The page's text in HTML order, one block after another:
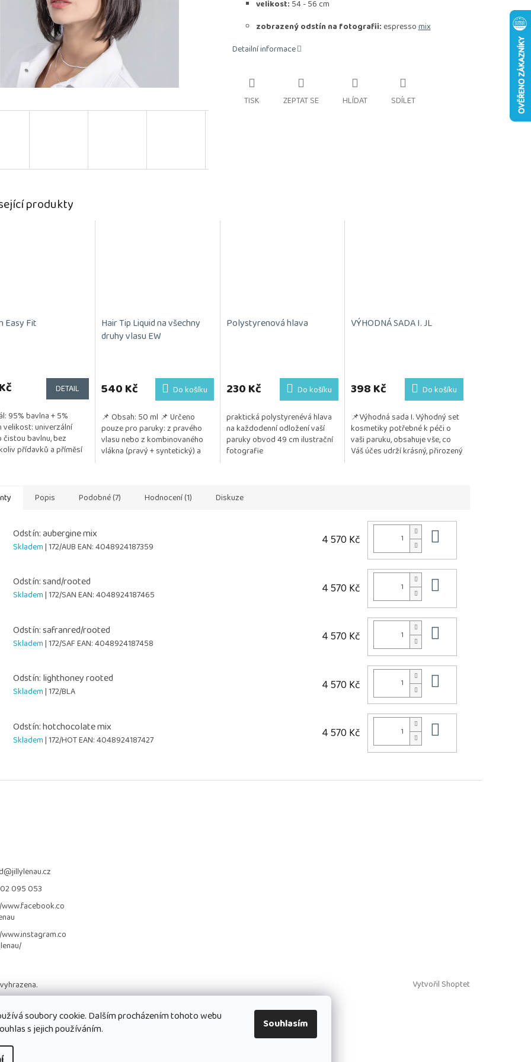
soubory cookie. Dalším procházením tohoto webu
s jejich používáním.
Souhlasím
velikost: 54 - 56 cm
zobrazený odstín na fotografii: espressomix
Detailní informace
TISK ZEPTAT SE HLÍDAT SDÍLET
produkty
Easy Fit
DETAIL
95% bavlna + 5%
velikost: univerzální
čistou bavlnu, bez
přídavků a příměsí
Hair Tip Liquid na všechny
druhy vlasu EW
540 Kč Do košíku
📌 Obsah: 50 ml 📌 Určeno
pouze pro paruky: z pravého
vlasu nebo z kombinovaného
vlákna (pravý + syntetický) a
Polystyrenová hlava
230 Kč Do košíku
praktická polystyrenévá hlava
na každodenní odložení vaší
paruky obvod 49 cm ilustrační
fotografie
VÝHODNÁ SADA I. JL
398 Kč Do košíku
📌Výhodná sada I. Výhodný set
kosmetiky potřebné k péči o
vaši paruku, obsahuje vše, co
Váš účes udrží krásný, přirozený
Popis Podobné (7) Hodnocení (1) Diskuze
Odstín: aubergine mix
Skladem| 172/AUBEAN:4048924187359 4 570 Kč
Odstín: sand/rooted
Skladem| 172/SANEAN:4048924187465 4 570 Kč
Odstín: safranred/rooted
Skladem| 172/SAFEAN:4048924187458 4 570 Kč
Odstín: lighthoney rooted
Skladem| 172/BLA 4 570 Kč
Odstín: hotchocolate mix
Skladem| 172/HOTEAN:4048924187427 4 570 Kč
@jillylenau.cz
095 053
Vytvořil Shoptet